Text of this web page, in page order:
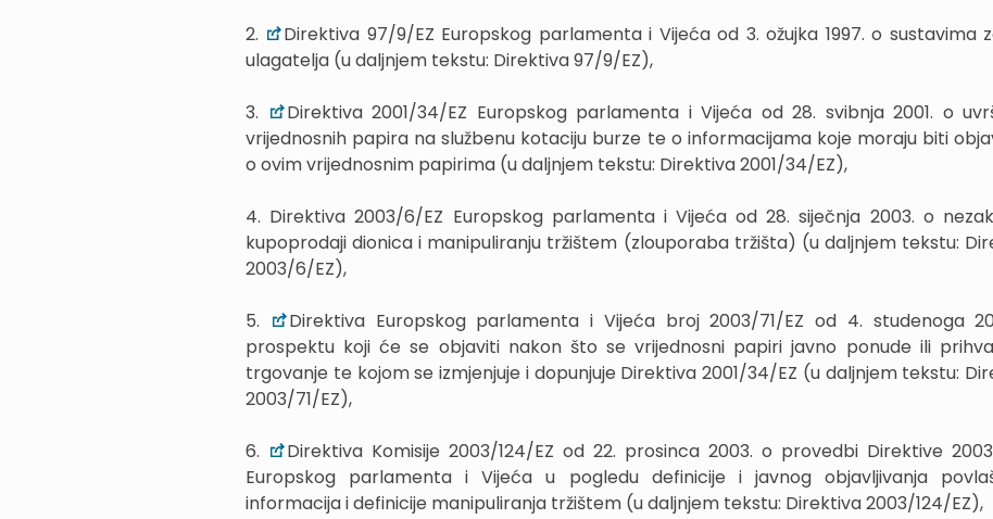
2.
Direktiva 97/9/EZ Europskog parlamenta i Vijeća od 3. ožujka 1997. o sustavima
ulagatelja (u daljnjem tekstu: Direktiva 97/9/EZ),
3.
Direktiva 2001/34/EZ Europskog parlamenta i Vijeća od 28. svibnja 2001. o
vrijednosnih papira na službenu kotaciju burze te o informacijama koje moraju biti
o ovim vrijednosnim papirima (u daljnjem tekstu: Direktiva 2001/34/EZ),
4. Direktiva 2003/6/EZ Europskog parlamenta i Vijeća od 28. siječnja 2003. o
kupoprodaji dionica i manipuliranju tržištem (zlouporaba tržišta) (u daljnjem tekstu:
2003/6/EZ),
5.
Direktiva Europskog parlamenta i Vijeća broj 2003/71/EZ od 4. studenoga
prospektu koji će se objaviti nakon što se vrijednosni papiri javno ponude ili
trgovanje te kojom se izmjenjuje i dopunjuje Direktiva 2001/34/EZ (u daljnjem tekstu:
2003/71/EZ),
6.
Direktiva Komisije 2003/124/EZ od 22. prosinca 2003. o provedbi Direktive
Europskog parlamenta i Vijeća u pogledu definicije i javnog objavljivanja
informacija i definicije manipuliranja tržištem (u daljnjem tekstu: Direktiva 2003/124/EZ),